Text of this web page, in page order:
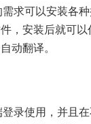
需求可以安装各
，安装后就可以
动翻译。
录使用，并且